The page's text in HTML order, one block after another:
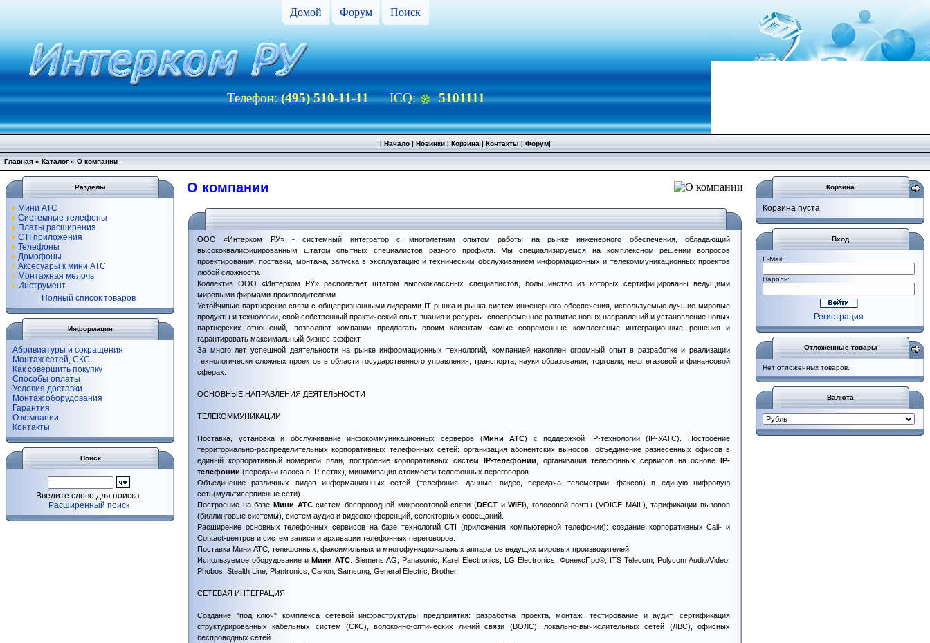
Домой Форум Поиск
Телефон:(495) 510-11-11ICQ: 5101111
| Начало| Новинки| Корзина | Контакты | Форум|
Главная » Каталог » О компании
Разделы
Мини АТС
Системные телефоны
Платы расширения
CTI приложения
Телефоны
Домофоны
Аксесуары к мини АТС
Монтажная мелочь
Инструмент
Полный список товаров
Информация
Абривиатуры и сокращения
Монтаж сетей, СКС
Как совершить покупку
Способы оплаты
Условия доставки
Монтаж оборудования
Гарантия
О компании
Контакты
Поиск
Введите слово для поиска.
Расширенный поиск
О компании
ООО «Интерком РУ» - системный интегратор с многолетним опытом работы на рынке инженерного обеспечения, обладающий
высококвалифицированным штатом опытных специалистов разного профиля. Мы специализируемся на комплексном решении вопросов
проектирования, поставки, монтажа, запуска в эксплуатацию и техническим обслуживанием информационных и телекоммуникационных проектов
любой сложности.
Коллектив ООО «Интерком РУ» располагает штатом высококлассных специалистов, большинство из которых сертифицированы ведущими
мировыми фирмами-производителями.
Устойчивые партнерские связи с общепризнанными лидерами IT рынка и рынка систем инженерного обеспечения, используемые лучшие мировые
продукты и технологии, свой собственный практический опыт, знания и ресурсы, своевременное развитие новых направлений и установление новых
партнерских отношений, позволяют компании предлагать своим клиентам самые современные комплексные интеграционные решения и
гарантировать максимальный бизнес-эффект.
За много лет успешной деятельности на рынке информационных технологий, компанией накоплен огромный опыт в разработке и реализации
технологически сложных проектов в области государственного управления, транспорта, науки образования, торговли, нефтегазовой и финансовой
сферах.
ОСНОВНЫЕ НАПРАВЛЕНИЯ ДЕЯТЕЛЬНОСТИ
ТЕЛЕКОММУНИКАЦИИ
Поставка, установка и обслуживание инфокоммуникационных серверов (Мини АТС) с поддержкой IP-технологий (IP-УАТС). Построение
территориально-распределительных корпоративных телефонных сетей: организация абонентских выносов, объединение разнесенных офисов в
единый корпоративный номерной план, построение корпоративных систем IP-телефонии , организация телефонных сервисов на основеIP-
телефонии (передачи голоса в IP-сетях), минимизация стоимости телефонных переговоров.
Объединение различных видов информационных сетей (телефония, данные, видео, передача телеметрии, факсов) в единую цифровую
сеть(мультисервисные сети).
Построение на базе Мини АТСсистем беспроводной микросотовой связи (DECTиWiFi), голосовой почты (VOICE MAIL), тарификации вызовов
(биллинговые системы), систем аудио и видеоконференций, селекторных совещаний.
Расширение основных телефонных сервисов на базе технологий CTI (приложения компьютерной телефонии): создание корпоративных Call- и
Contact-центров и систем записи и архивации телефонных переговоров.
Поставка Мини АТС, телефонных, факсимильных и многофункциональных аппаратов ведущих мировых производителей.
Используемое оборудование и Мини АТС: Siemens AG; Panasonic; Karel Electronics; LG Electronics; ФонексПро®; ITS Telecom; Polycom Audio/Video;
Phobos; Stealth Line; Plantronics; Canon; Samsung; General Electric; Brother.
СЕТЕВАЯ ИНТЕГРАЦИЯ
Создание "под ключ" комплекса сетевой инфраструктуры предприятия: разработка проекта, монтаж, тестирование и аудит, сертификация
структурированных кабельных систем (СКС), волоконно-оптических линий связи (ВОЛС), локально-вычислительных сетей (ЛВС), офисных
беспроводных сетей.
Корзина
Корзина пуста
Вход
E-Mail:
Пароль:
Регистрация
Отложенные товары
Нет отложенных товаров.
Валюта